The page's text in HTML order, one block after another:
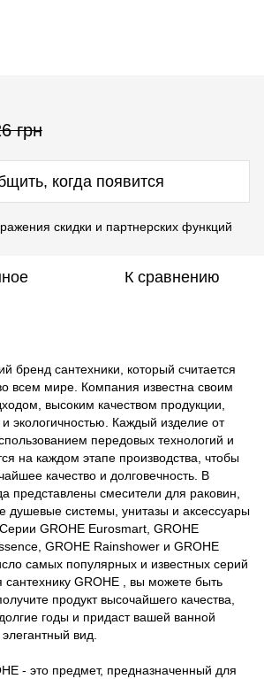
грн
когда появится
скидки и партнерских функций
К сравнению
бренд сантехники, который считается
всем мире. Компания известна своим
высоким качеством продукции,
экологичностью. Каждый изделие от
передовых технологий и
на каждом этапе производства, чтобы
качество и долговечность. В
представлены смесители для раковин,
душевые системы, унитазы и аксессуары
GROHE Eurosmart, GROHE
GROHE Rainshower и GROHE
самых популярных и известных серий
GROHE , вы можете быть
продукт высочайшего качества,
годы и придаст вашей ванной
вид.
- это предмет, предназначенный для